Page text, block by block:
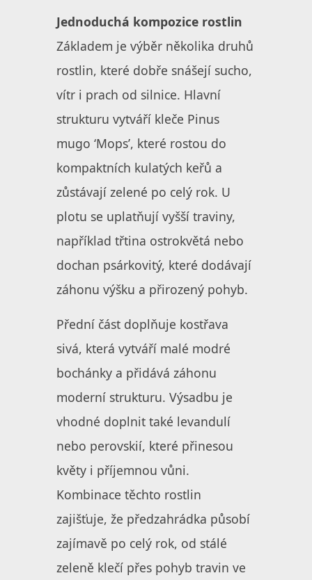
Jednoduchá kompozice rostlin
Základem je výběr několika druhů
rostlin, které dobře snášejí sucho,
vítr i prach od silnice. Hlavní
strukturu vytváří kleče Pinus
mugo ‘Mops’, které rostou do
kompaktních kulatých keřů a
zůstávají zelené po celý rok. U
plotu se uplatňují vyšší traviny,
například třtina ostrokvětá nebo
dochan psárkovitý, které dodávají
záhonu výšku a přirozený pohyb.
Přední část doplňuje kostřava
sivá, která vytváří malé modré
bochánky a přidává záhonu
moderní strukturu. Výsadbu je
vhodné doplnit také levandulí
nebo perovskií, které přinesou
květy i příjemnou vůni.
Kombinace těchto rostlin
zajišťuje, že předzahrádka působí
zajímavě po celý rok, od stálé
zeleně klečí přes pohyb travin ve